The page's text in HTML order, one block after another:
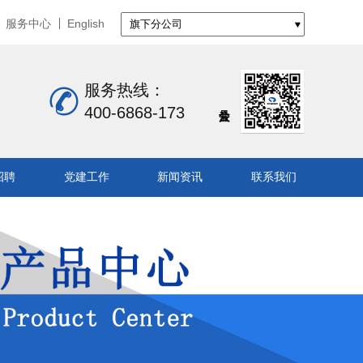
服务中心 English
服务热线：
400-6868-173
聘 党建工作 新闻资讯 联系我们